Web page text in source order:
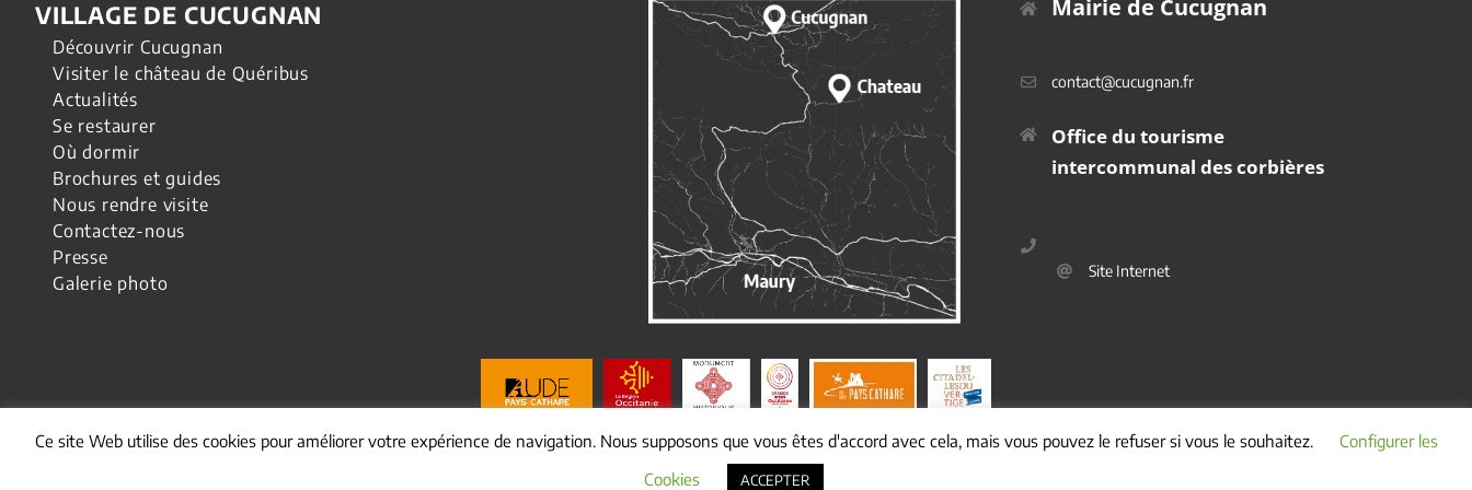
VILLAGE DE CUCUGNAN
Découvrir Cucugnan
Visiter le château de Quéribus
Actualités
Se restaurer
Où dormir
Brochures et guides
Nous rendre visite
Contactez-nous
Presse
Galerie photo
Mairie de Cucugnan
contact@cucugnan.fr
Office du tourisme
intercommunal des corbières
Site Internet
2026 Mairie de cucugnan |Mentions légales
Ce site Web utilise des cookies pour améliorer votre expérience de navigation. Nous supposons que vous êtes d'accord avec cela, mais vous pouvez le refuser si vous le souhaitez.
Configurer les
Cookies
ACCEPTER